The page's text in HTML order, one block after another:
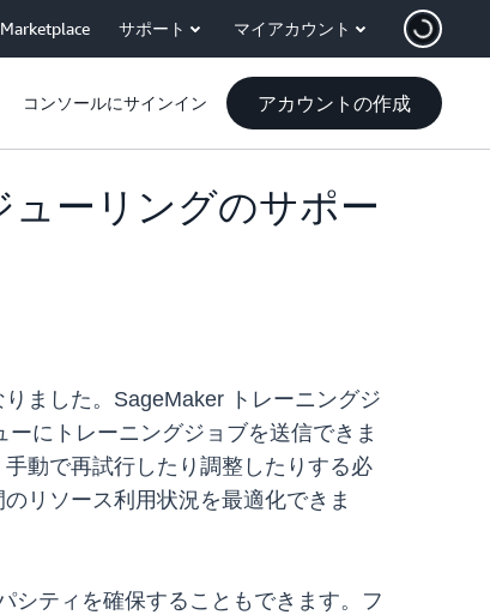
サポート マイアカウント
コンソールにサインイン アカウントの作成
ーリングのサポー
ました。SageMaker トレーニングジ
にトレーニングジョブを送信できま
動で再試行したり調整したりする必
リソース利用状況を最適化できま
シティを確保することもできます。フ